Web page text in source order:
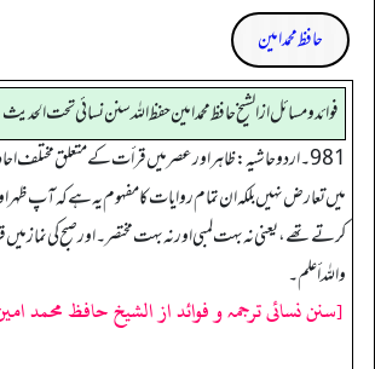
حافظ محمد امین
فوائد ومسائل از الشيخ حافظ محمد امين حفظ الله سنن نسائي تحت الحديث 981
981 ۔ اردو حاشیہ: ظاہر اور عصر میں قرأت کے متعلق مختلف
میں تعارض نہیں بلکہ ان تمام روایات کا مفہوم یہ ہے کہ آپ ظہر
کرتے تھے، یعنی نہ بہت لمبی اور نہ بہت مختصر۔ اور صبح کی نماز
واللہ أعلم۔
[سنن نسائی ترجمہ و فوائد از الشیخ حافظ محمد